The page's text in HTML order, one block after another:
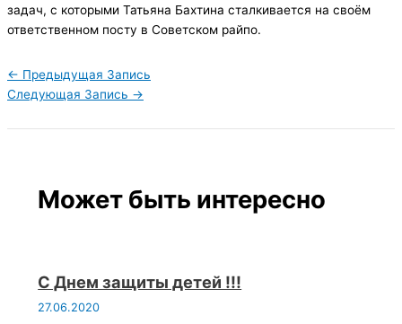
задач, с которыми Татьяна Бахтина сталкивается на своём
ответственном посту в Советском райпо.
← Предыдущая Запись
Следующая Запись →
Может быть интересно
С Днем защиты детей !!!
27.06.2020